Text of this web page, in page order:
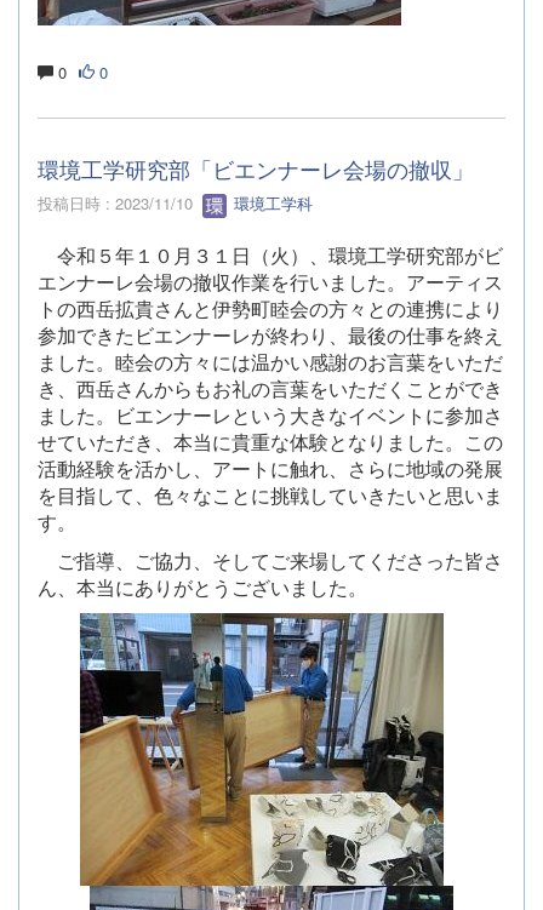
0 0
環境工学研究部「ビエンナーレ会場の撤収」
投稿日時 : 2023/11/10 環境工学科
令和５年１０月３１日（火）、環境工学研究部がビ
エンナーレ会場の撤収作業を行いました。アーティス
トの西岳拡貴さんと伊勢町睦会の方々との連携により
参加できたビエンナーレが終わり、最後の仕事を終え
ました。睦会の方々には温かい感謝のお言葉をいただ
き、西岳さんからもお礼の言葉をいただくことができ
ました。ビエンナーレという大きなイベントに参加さ
せていただき、本当に貴重な体験となりました。この
活動経験を活かし、アートに触れ、さらに地域の発展
を目指して、色々なことに挑戦していきたいと思いま
す。
ご指導、ご協力、そしてご来場してくださった皆さ
ん、本当にありがとうございました。